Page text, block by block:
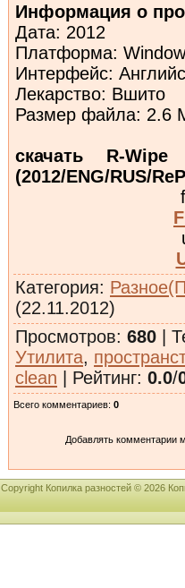
Информация о
Дата: 2012
Платформа:
Интерфейс:
Лекарство: Вшито
Размер файла: 2.6
скачать R-
(2012/ENG/RUS/
Категория:
(22.11.2012)
Просмотров: 680 |
Утилита,
clean | Рейтинг: 0.0/
Всего комментариев: 0
Добавлять комментарии
Copyright Копилка разностей © 2026